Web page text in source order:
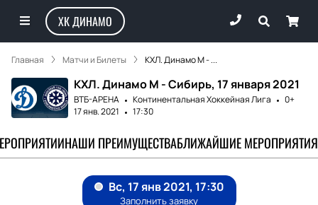
ХК ДИНАМО
Главная Матчи и Билеты КХЛ. Динамо М - ...
КХЛ. Динамо М - Сибирь, 17 января 2021
ВТБ-АРЕНА Континентальная Хоккейная Лига
0+
17 янв. 2021
17:30
НАШИ ПРЕИМУЩЕСТВАБЛИЖАЙШИЕ МЕРОПРИЯТИЯ